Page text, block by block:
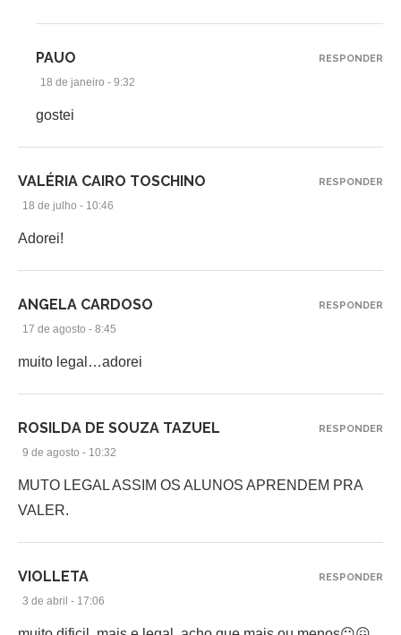
PAUO
18 de janeiro - 9:32
gostei
RESPONDER
VALÉRIA CAIRO TOSCHINO
18 de julho - 10:46
Adorei!
RESPONDER
ANGELA CARDOSO
17 de agosto - 8:45
muito legal…adorei
RESPONDER
ROSILDA DE SOUZA TAZUEL
9 de agosto - 10:32
MUTO LEGAL ASSIM OS ALUNOS APRENDEM PRA
VALER.
RESPONDER
VIOLLETA
3 de abril - 17:06
RESPONDER